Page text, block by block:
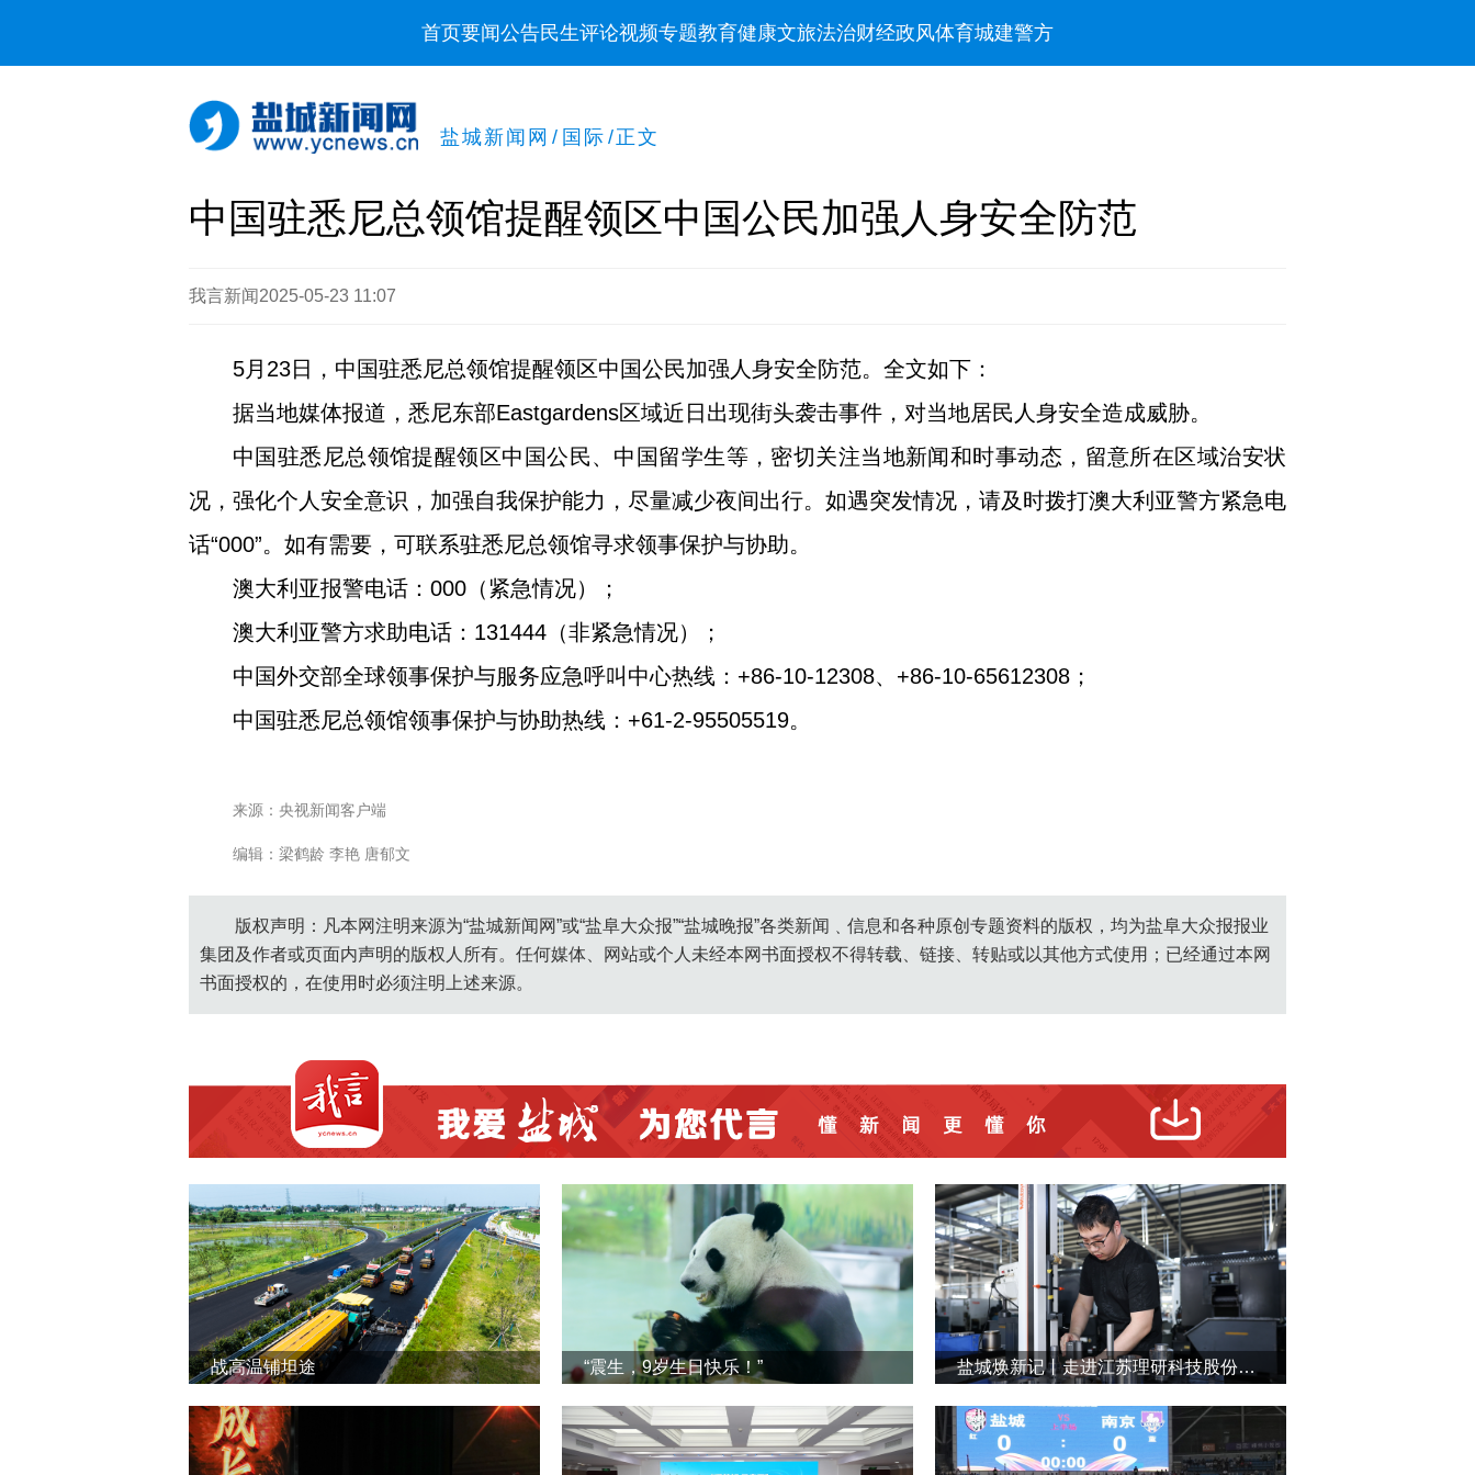
首页要闻公告民生评论视频专题教育健康文旅法治财经政风体育城建警方
盐城新闻网 / 国际 /正文
中国驻悉尼总领馆提醒领区中国公民加强人身安全防范
我言新闻 2025-05-23 11:07
5月23日，中国驻悉尼总领馆提醒领区中国公民加强人身安全防范。全文如下：
据当地媒体报道，悉尼东部Eastgardens区域近日出现街头袭击事件，对当地居民人身安全造成威胁。
中国驻悉尼总领馆提醒领区中国公民、中国留学生等，密切关注当地新闻和时事动态，留意所在区域治安状
况，强化个人安全意识，加强自我保护能力，尽量减少夜间出行。如遇突发情况，请及时拨打澳大利亚警方紧急电
话“000”。如有需要，可联系驻悉尼总领馆寻求领事保护与协助。
澳大利亚报警电话：000（紧急情况）；
澳大利亚警方求助电话：131444（非紧急情况）；
中国外交部全球领事保护与服务应急呼叫中心热线：+86-10-12308、+86-10-65612308；
中国驻悉尼总领馆领事保护与协助热线：+61-2-95505519。
来源：央视新闻客户端
编辑：梁鹤龄 李艳 唐郁文
版权声明：凡本网注明来源为“盐城新闻网”或“盐阜大众报”“盐城晚报”各类新闻﹑信息和各种原创专题资料的版权，均为盐阜大众报报业
集团及作者或页面内声明的版权人所有。任何媒体、网站或个人未经本网书面授权不得转载、链接、转贴或以其他方式使用；已经通过本网
书面授权的，在使用时必须注明上述来源。
战高温铺坦途 “震生，9岁生日快乐！” 盐城焕新记丨走进江苏理研科技股份有限公司